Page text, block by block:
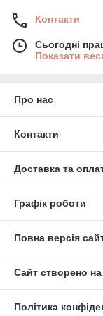
Контакти
Сьогодні
Показати
Про нас
Контакти
Доставка та
Графік роботи
Повна версія
Сайт створено на
Політика